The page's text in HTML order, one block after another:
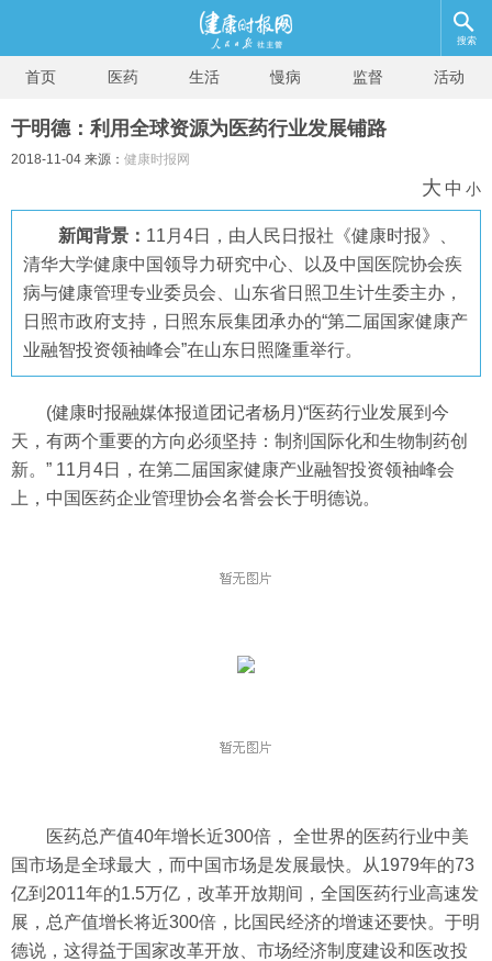
搜索
首页 医药 生活 慢病 监督 活动
于明德：利用全球资源为医药行业发展铺路
2018-11-04 来源： 健康时报网
大 中 小
新闻背景： 11月4日，由人民日报社《健康时报》、
清华大学健康中国领导力研究中心、以及中国医院协会疾
病与健康管理专业委员会、山东省日照卫生计生委主办，
日照市政府支持，日照东辰集团承办的“第二届国家健康产
业融智投资领袖峰会”在山东日照隆重举行。
(健康时报融媒体报道团记者杨月)“医药行业发展到今
天，有两个重要的方向必须坚持：制剂国际化和生物制药创
新。” 11月4日，在第二届国家健康产业融智投资领袖峰会
上，中国医药企业管理协会名誉会长于明德说。
医药总产值40年增长近300倍， 全世界的医药行业中美
国市场是全球最大，而中国市场是发展最快。从1979年的73
亿到2011年的1.5万亿，改革开放期间，全国医药行业高速发
展，总产值增长将近300倍，比国民经济的增速还要快。于明
德说，这得益于国家改革开放、市场经济制度建设和医改投